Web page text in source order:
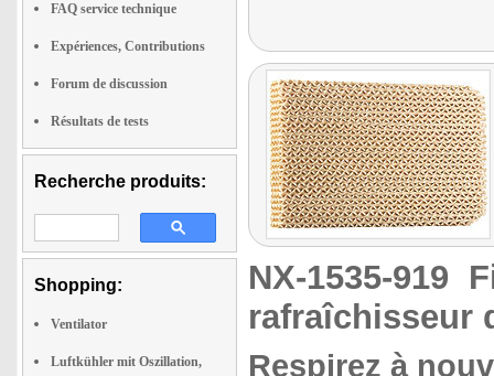
FAQ service technique
Expériences, Contributions
Forum de discussion
Résultats de tests
Recherche produits:
Shopping:
Ventilator
Luftkühler mit Oszillation,
NX-1535-919
rafraîchisseur
Respirez à